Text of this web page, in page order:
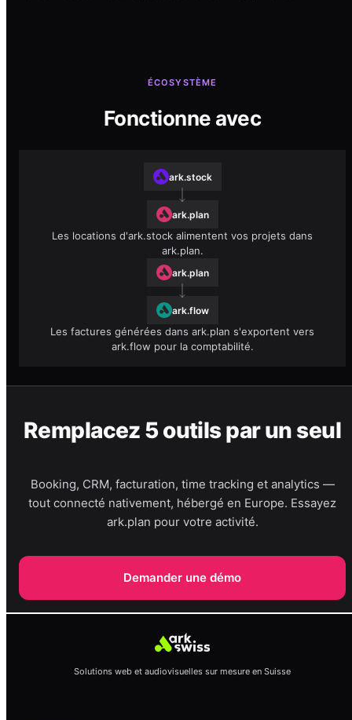
ÉCOSYSTÈME
Fonctionne avec
ark.stock
ark.plan
Les locations d'ark.stock alimentent vos projets dans
ark.plan.
ark.plan
ark.flow
Les factures générées dans ark.plan s'exportent vers
ark.flow pour la comptabilité.
Remplacez 5 outils par un seul
Booking, CRM, facturation, time tracking et analytics —
tout connecté nativement, hébergé en Europe. Essayez
ark.plan pour votre activité.
Demander une démo
Solutions web et audiovisuelles sur mesure en Suisse